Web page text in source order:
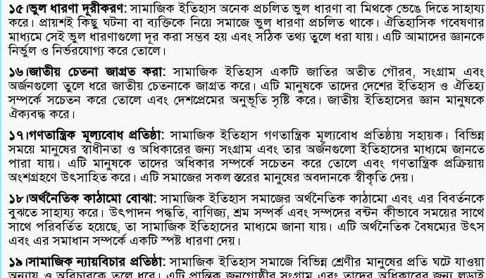
১৫।ভুল ধারণা দূরীকরণ:সামাজিক ইতিহাস অনেক প্রচলিত ভুল ধারণা বা মিথকে ভেঙে দিতে সাহায্য
করে। প্রায়শই কিছু ঘটনা বা ব্যক্তিকে নিয়ে সমাজে ভুল ধারণা প্রচলিত থাকে। ঐতিহাসিক গবেষণার
মাধ্যমে সেই ভুল ধারণাগুলো দূর করা সম্ভব হয় এবং সঠিক তথ্য তুলে ধরা যায়। এটি আমাদের জ্ঞানকে
নির্ভুল ও নির্ভরযোগ্য করে তোলে।
১৬।জাতীয় চেতনা জাগ্রত করা: সামাজিক ইতিহাস একটি জাতির অতীত গৌরব, সংগ্রাম এবং
অর্জনগুলো তুলে ধরে জাতীয় চেতনাকে জাগ্রত করে। এটি মানুষকে তাদের দেশের ইতিহাস ও ঐতিহ্য
সম্পর্কে সচেতন করে তোলে এবং দেশপ্রেমের অনুভূতি সৃষ্টি করে। জাতীয় ইতিহাসের জ্ঞান মানুষকে
ঐক্যবদ্ধ করে।
১৭।গণতান্ত্রিক মূল্যবোধ প্রতিষ্ঠা: সামাজিক ইতিহাস গণতান্ত্রিক মূল্যবোধ প্রতিষ্ঠায় সহায়ক। বিভিন্ন
সময়ে মানুষের স্বাধীনতা ও অধিকারের জন্য সংগ্রাম এবং তার অর্জনগুলো ইতিহাসের মাধ্যমে জানতে
পারা যায়। এটি মানুষকে তাদের অধিকার সম্পর্কে সচেতন করে তোলে এবং গণতান্ত্রিক প্রক্রিয়ায়
অংশগ্রহণে উৎসাহিত করে। এটি সমাজের সকল স্তরের মানুষের অবদানকে স্বীকৃতি দেয়।
১৮।অর্থনৈতিক কাঠামো বোঝা:সামাজিক ইতিহাস সমাজের অর্থনৈতিক কাঠামো এবং এর বিবর্তনকে
বুঝতে সাহায্য করে। উৎপাদন পদ্ধতি, বাণিজ্য, শ্রম সম্পর্ক এবং সম্পদের বন্টন কীভাবে সময়ের সাথে
সাথে পরিবর্তিত হয়েছে, তা সামাজিক ইতিহাসের মাধ্যমে জানা যায়। এটি অর্থনৈতিক বৈষম্যের উৎস
এবং এর সমাধান সম্পর্কে একটি স্পষ্ট ধারণা দেয়।
১৯।সামাজিক ন্যায়বিচার প্রতিষ্ঠা:সামাজিক ইতিহাস সমাজে বিভিন্ন শ্রেণীর মানুষের প্রতি ঘটে যাওয়া